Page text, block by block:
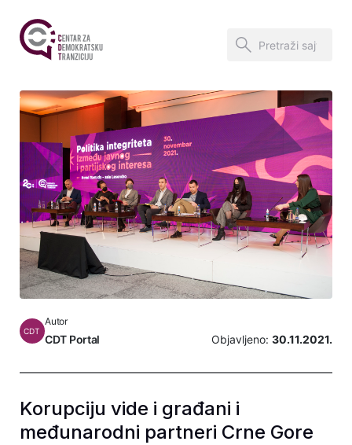
CDT
Autor
CDT Portal Objavljeno: 30.11.2021.
Korupciju vide i građani i
međunarodni partneri Crne Gore